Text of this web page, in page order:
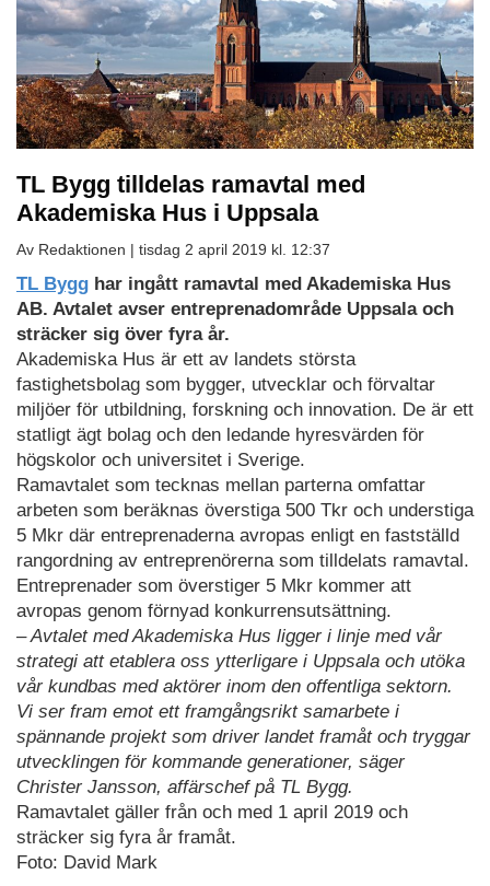
TL Bygg tilldelas ramavtal med
Akademiska Hus i Uppsala
Av Redaktionen | tisdag 2 april 2019 kl. 12:37
TL Bygg har ingått ramavtal med Akademiska Hus
AB. Avtalet avser entreprenadområde Uppsala och
sträcker sig över fyra år.
Akademiska Hus är ett av landets största
fastighetsbolag som bygger, utvecklar och förvaltar
miljöer för utbildning, forskning och innovation. De är ett
statligt ägt bolag och den ledande hyresvärden för
högskolor och universitet i Sverige.
Ramavtalet som tecknas mellan parterna omfattar
arbeten som beräknas överstiga 500 Tkr och understiga
5 Mkr där entreprenaderna avropas enligt en fastställd
rangordning av entreprenörerna som tilldelats ramavtal.
Entreprenader som överstiger 5 Mkr kommer att
avropas genom förnyad konkurrensutsättning.
– Avtalet med Akademiska Hus ligger i linje med vår
strategi att etablera oss ytterligare i Uppsala och utöka
vår kundbas med aktörer inom den offentliga sektorn.
Vi ser fram emot ett framgångsrikt samarbete i
spännande projekt som driver landet framåt och tryggar
utvecklingen för kommande generationer, säger
Christer Jansson, affärschef på TL Bygg.
Ramavtalet gäller från och med 1 april 2019 och
sträcker sig fyra år framåt.
Foto: David Mark